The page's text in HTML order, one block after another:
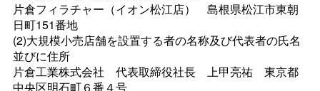
片倉フィラチャー（イオン松江店） 島根県松江市東朝
日町151番地
(2)大規模小売店舗を設置する者の名称及び代表者の氏名
並びに住所
片倉工業株式会社 代表取締役社長 上甲亮祐 東京都
中央区明石町６番４号